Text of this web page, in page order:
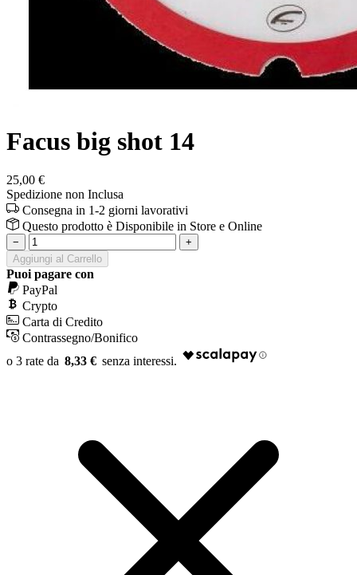
Facus big shot 14
25,00 €
Spedizione non Inclusa
Consegna in 1-2 giorni lavorativi
Questo prodotto è Disponibile in Store e Online
−
+
Aggiungi al Carrello
Puoi pagare con
PayPal
Crypto
Carta di Credito
Contrassegno/Bonifico
8,33 €